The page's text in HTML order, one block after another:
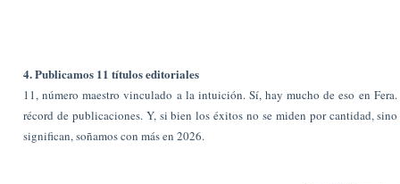
4. Publicamos 11 títulos editoriales
11, número maestro vinculado a la intuición. Sí, hay mucho de eso en Fera.
récord de publicaciones. Y, si bien los éxitos no se miden por cantidad,
significan, soñamos con más en 2026.